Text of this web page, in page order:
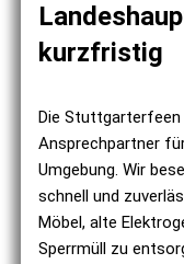
kurzfristig
Die Stuttgarterfeen
Ansprechpartner
Umgebung. Wir
schnell und
Möbel, alte
Sperrmüll zu